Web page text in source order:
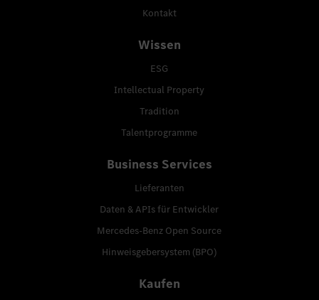
Kontakt
Wissen
ESG
Intellectual Property
Tradition
Talentprogramme
Business Services
Lieferanten
Daten & APIs für Entwickler
Mercedes-Benz Open Source
Hinweisgebersystem (BPO)
Kaufen